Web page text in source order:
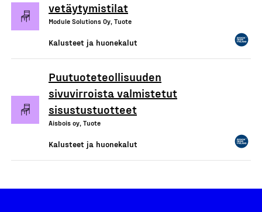
vetäytymistilat
Module Solutions Oy, Tuote
Kalusteet ja huonekalut
Puutuoteteollisuuden
sivuvirroista valmistetut
sisustustuotteet
Aisbois oy, Tuote
Kalusteet ja huonekalut